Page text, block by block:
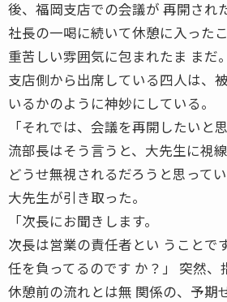
後、福岡支店での会議が 再開された
社長の一喝に続いて休憩に入った
重苦しい雰囲気に包まれたま まだ。
支店側から出席している四人は、
いるかのように神妙にしている。
「それでは、会議を再開したい
流部長はそう言うと、大先生に視線
どうせ無視されるだろうと思って
大先生が引き取った。
「次長にお聞きします。
次長は営業の責任者とい うことで
任を負ってるのです か？」 突然、
休憩前の流れとは無 関係の、予期